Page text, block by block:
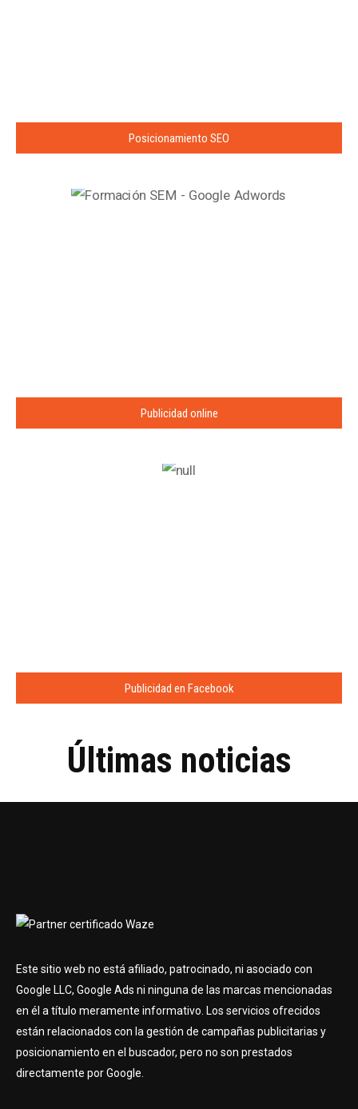
Posicionamiento SEO
Publicidad online
Publicidad en Facebook
Últimas noticias
Este sitio web no está afiliado, patrocinado, ni asociado con
Google LLC, Google Ads ni ninguna de las marcas mencionadas
en él a título meramente informativo. Los servicios ofrecidos
están relacionados con la gestión de campañas publicitarias y
posicionamiento en el buscador, pero no son prestados
directamente por Google.